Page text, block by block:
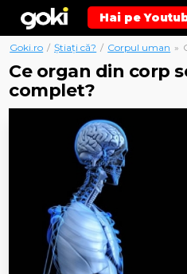
Hai pe
Goki.ro / Știați că? / Corpul uman »
Ce organ din corp
complet?